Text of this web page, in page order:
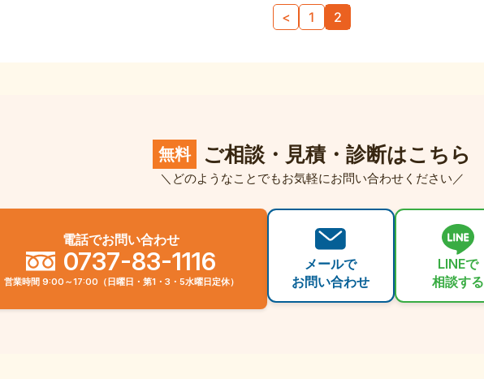
< 1 2
無料 ご相談・見積・診断はこちら
＼どのようなことでもお気軽にお問い合わせください／
電話でお問い合わせ
0737-83-1116
営業時間 9:00～17:00（日曜日・第1・3・5水曜日定休）
メールで
お問い合わせ
LINEで
相談する